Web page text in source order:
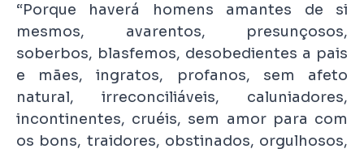
“Porque haverá homens amantes de si
mesmos, avarentos, presunçosos,
soberbos, blasfemos, desobedientes a pais
e mães, ingratos, profanos, sem afeto
natural, irreconciliáveis, caluniadores,
incontinentes, cruéis, sem amor para com
os bons, traidores, obstinados, orgulhosos,